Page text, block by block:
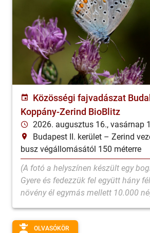
Közösségi fajvadászat
Koppány-Zerind BioBlitz
2026. augusztus 16., vasárnap
Budapest II. kerület – Zerind
busz végállomásától 150 méterre
(A fotó a helyszínen készült egy
Gyere és fedezzük fel együtt hány
növény él egymás mellett 10.000
okostelefon, ahhoz hogy te is
OLVASÓKÖR